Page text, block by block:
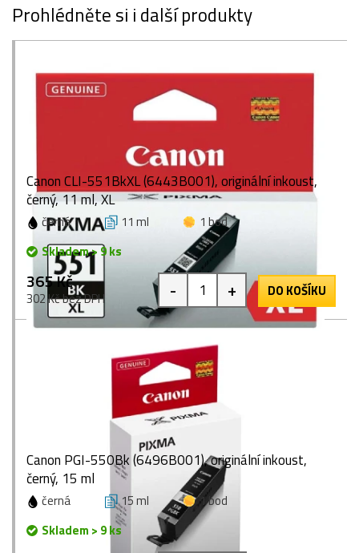
Prohlédněte si i další produkty
Canon CLI-551BkXL (6443B001), originální inkoust,
černý, 11 ml, XL
černá 11 ml
1 bod
Skladem > 9 ks
365 Kč
302 Kč bez DPH - + DO KOŠÍKU
Canon PGI-550Bk (6496B001), originální inkoust,
černý, 15 ml
černá 15 ml
1 bod
Skladem > 9 ks